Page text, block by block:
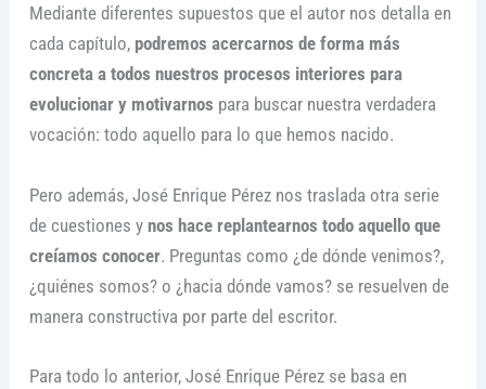
Mediante diferentes supuestos que el autor nos detalla en
cada capítulo, podremos acercarnos de forma más
concreta a todos nuestros procesos interiores para
evolucionar y motivarnos para buscar nuestra verdadera
vocación: todo aquello para lo que hemos nacido.
Pero además, José Enrique Pérez nos traslada otra serie
de cuestiones y nos hace replantearnos todo aquello que
creíamos conocer. Preguntas como ¿de dónde venimos?,
¿quiénes somos? o ¿hacia dónde vamos? se resuelven de
manera constructiva por parte del escritor.
Para todo lo anterior, José Enrique Pérez se basa en